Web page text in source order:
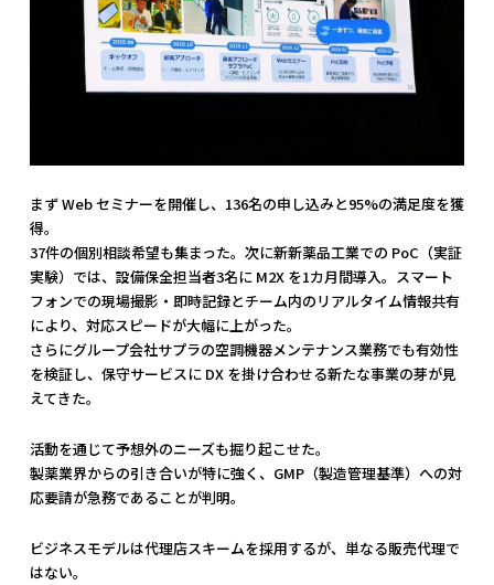
まず Web セミナーを開催し、136名の申し込みと95%の満足度を獲
得。
37件の個別相談希望も集まった。次に新新薬品工業での PoC（実証
実験）では、設備保全担当者3名に M2X を1カ月間導入。スマート
フォンでの現場撮影・即時記録とチーム内のリアルタイム情報共有
により、対応スピードが大幅に上がった。
さらにグループ会社サプラの空調機器メンテナンス業務でも有効性
を検証し、保守サービスに DX を掛け合わせる新たな事業の芽が見
えてきた。
活動を通じて予想外のニーズも掘り起こせた。
製薬業界からの引き合いが特に強く、GMP（製造管理基準）への対
応要請が急務であることが判明。
ビジネスモデルは代理店スキームを採用するが、単なる販売代理で
はない。